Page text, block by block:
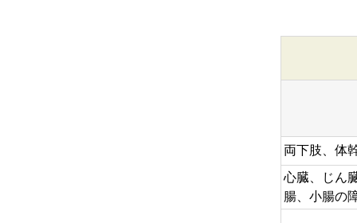
両下肢、体
心臓、じん
腸、小腸の